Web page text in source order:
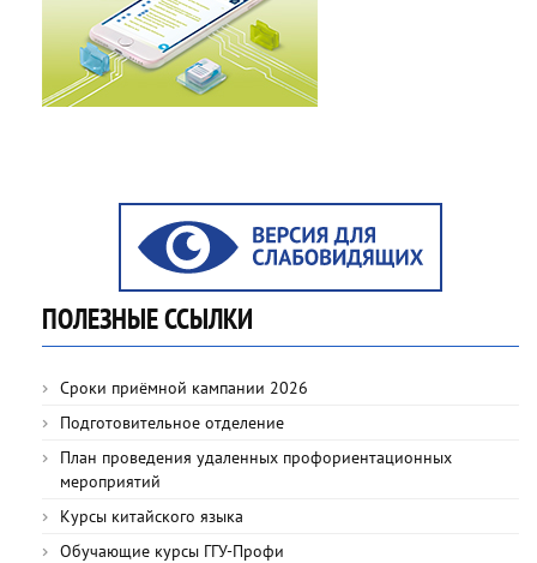
ПОЛЕЗНЫЕ ССЫЛКИ
Сроки приёмной кампании 2026
Подготовительное отделение
План проведения удаленных профориентационных
мероприятий
Курсы китайского языка
Обучающие курсы ГГУ-Профи